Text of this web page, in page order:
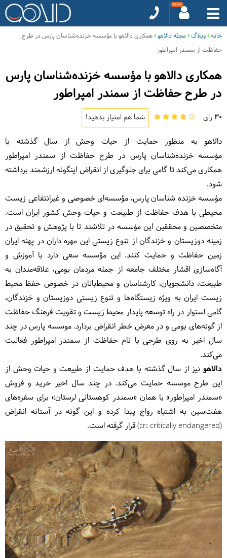
خانه وبلاگ مجله دالاهو همکاری دالاهو با مؤسسه‌ خزنده‌شناسان پارس در طرح
حفاظت از سمندر امپراطور
همکاری دالاهو با مؤسسه‌ خزنده‌شناسان پارس
در طرح حفاظت از سمندر امپراطور
30رای شما هم امتیاز بدهید!
دالاهو به منظور حمایت از حیات وحش از سال گذشته با
مؤسسه‌خزنده‌شناسان پارس در طرح حفاظت از سمندر امپراطور
همکاری می‌کند تا گامی برای جلوگیری از انقراض اینگونه ارزشمند برداشته
شود.
مؤسسه خزنده شناسان پارس، مؤسسه‌ای خصوصی و غیرانتفاعی زیست
محیطی با هدف حفاظت از طبیعت و حیات وحش کشور ایران است.
متخصصین و محققین این مؤسسه در تلاشند تا با پژوهش و تحقیق در
زمینه دوزیستان و خزندگان از تنوع زیستی این مهره داران در پهنه ایران
زمین حفاظت و حمایت کنند. این مؤسسه سعی دارد با آموزش و
آگاه‌سازی اقشار مختلف جامعه از جمله مردمان بومی، علاقه‌مندان به
طبیعت، دانشجویان، کارشناسان و محیط‌بانان در خصوص حفظ محیط
زیست ایران به ویژه زیستگاه‌ها و تنوع زیستی دوزیستان و خزندگان،
گامی استوار در راه توسعه پایدار محیط زیست و تقویت فرهنگ حفاظت
از گونه‌های بومی و در معرض خطر انقراض بردارد. موسسه پارس در چند
سال اخیر به روی طرحی با نام حفاظت از سمندر امپراطور فعالیت
می‌کند.
دالاهو نیز از سال گذشته با هدف حمایت از طبیعت و حیات وحش از
این طرح موسسه حمایت می‌کند. در چند سال اخیر خرید و فروش
«سمندر امپراطور» یا همان «سمندر کوهستانی لرستان» برای سفره‌های
هفت‌سین به اشتباه رواج پیدا کرده و این گونه در آستانه انقراض
(cr: critically endangered) قرار گرفته است.